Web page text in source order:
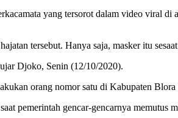
yang tersorot dalam video viral di
tersebut. Hanya saja, masker itu
Djoko, Senin (12/10/2020).
orang nomor satu di Kabupaten
pemerintah gencar-gencarnya